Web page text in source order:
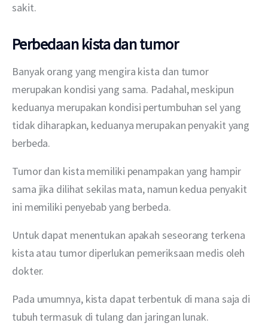
sakit.
Perbedaan kista dan tumor
Banyak orang yang mengira kista dan tumor
merupakan kondisi yang sama. Padahal, meskipun
keduanya merupakan kondisi pertumbuhan sel yang
tidak diharapkan, keduanya merupakan penyakit yang
berbeda.
Tumor dan kista memiliki penampakan yang hampir
sama jika dilihat sekilas mata, namun kedua penyakit
ini memiliki penyebab yang berbeda.
Untuk dapat menentukan apakah seseorang terkena
kista atau tumor diperlukan pemeriksaan medis oleh
dokter.
Pada umumnya, kista dapat terbentuk di mana saja di
tubuh termasuk di tulang dan jaringan lunak.